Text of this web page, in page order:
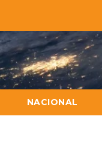
NACIONAL